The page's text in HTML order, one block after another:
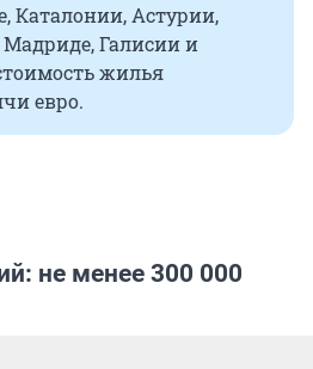
Каталонии, Астурии,
Галисии и
жилья
евро.
не менее 300 000